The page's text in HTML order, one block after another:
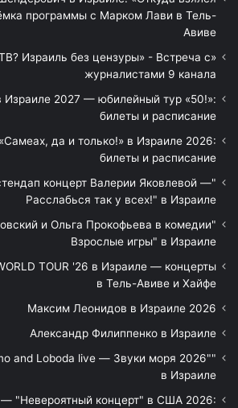
программы с Марком Лави в Тель-
Авиве
Израиль без цензуры» - Встреча с
журналистами 9 канала
Израиле 2027 — юбилейный тур «50!»:
билеты и расписание
да и только!» в Израиле 2026:
билеты и расписание
концерт Валерии Яковлевой —
Расслабься так у всех!" в Израиле
и Ольга Прокофьева в комедии
Взрослые игры" в Израиле
TOUR '26 в Израиле — концерты
в Тель-Авиве и Хайфе
Максим Леонидов в Израиле 2026
Александр Филиппенко в Израиле
and Loboda live — Звуки моря 2026"
в Израиле
"Невероятный концерт" в США 2026: